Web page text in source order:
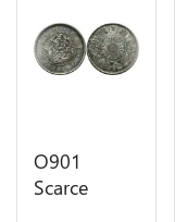
O901
Scarce